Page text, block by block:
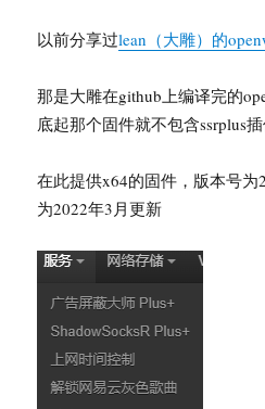
以前分享过lean（大雕）的
那是大雕在github上编译完的
底起那个固件就不包含ssrplus插
在此提供x64的固件，版本号为
为2022年3月更新